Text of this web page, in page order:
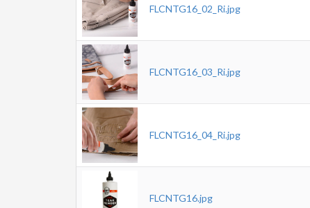
FLCNTG16_02_Ri.jpg
FLCNTG16_03_Ri.jpg
FLCNTG16_04_Ri.jpg
FLCNTG16.jpg